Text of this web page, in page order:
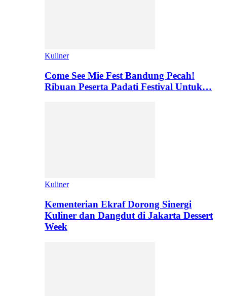
Kuliner
Come See Mie Fest Bandung Pecah!
Ribuan Peserta Padati Festival Untuk…
Kuliner
Kementerian Ekraf Dorong Sinergi
Kuliner dan Dangdut di Jakarta Dessert
Week